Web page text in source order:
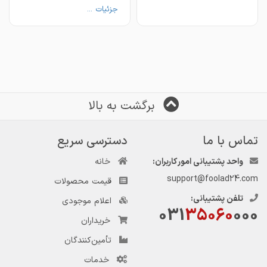
☑️ تخفیف پای معامله
جزئیات ...
برگشت به بالا
تماس با ما
واحد پشتیبانی امور کاربران:
support@foolad24.com
تلفن پشتیبانی:
03135060000
دسترسی سریع
خانه
قیمت محصولات
اعلام موجودی
خریداران
تأمین‌کنندگان
خدمات